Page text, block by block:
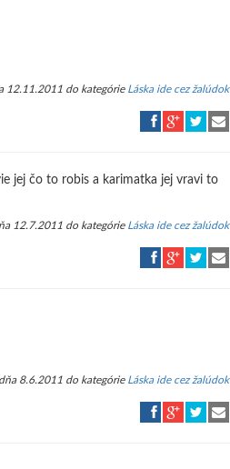
12.11.2011 do kategórie Láska ide cez žalúdok
jej čo to robis a karimatka jej vravi to
12.7.2011 do kategórie Láska ide cez žalúdok
8.6.2011 do kategórie Láska ide cez žalúdok